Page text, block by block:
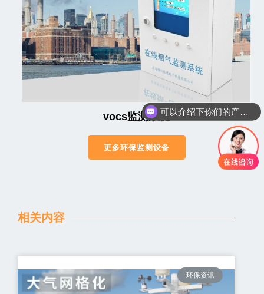
vocs监测系统
更多环保监测设备
相关内容
环保资讯
你们是怎么收费的呢